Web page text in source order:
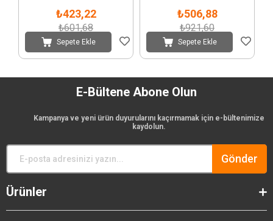
₺423,22
₺601,68
Sepete Ekle
₺506,88
₺921,60
Sepete Ekle
E-Bültene Abone Olun
Kampanya ve yeni ürün duyurularını kaçırmamak için e-bültenimize
kaydolun.
Gönder
Ürünler